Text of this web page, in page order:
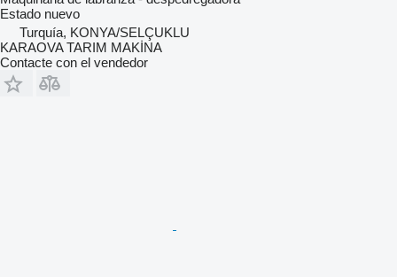
Estado nuevo
Turquía, KONYA/SELÇUKLU
KARAOVA TARIM MAKİNA
Contacte con el vendedor